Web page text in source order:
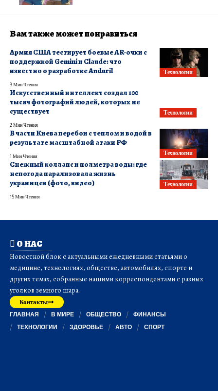
Вам также может понравиться
Технологии
Армия США тестирует боевые AR-очки с
поддержкой Gemini и Claude: что
известно о разработке Anduril
3 Мин Чтения
Технологии
Искусственный интеллект создал 100
тысяч фотографий людей, которых не
существует
2 Мин Чтения
Технологии
В части Киева перебои с теплом и водой в
результате масштабной атаки РФ
1 Мин Чтения
Технологии
Снежный коллапс и полметра воды: где
непогода парализовала жизнь
украинцев (фото, видео)
15 Мин Чтения
О НАС
Новостной блок с актуальными ежедневными статьями о
медицине, технологиях, обществе, автомобилях, спорте и
других темах, собранные нашими корреспондентами с разных
уголков земного шара.
Контакты
ГЛАВНАЯ В МИРЕ ОБЩЕСТВО
ФИНАНСЫ
ТЕХНОЛОГИИ
ЗДОРОВЬЕ АВТО СПОРТ